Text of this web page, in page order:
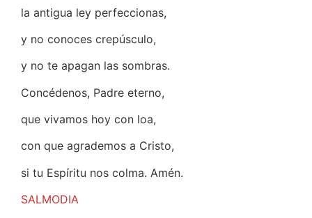
la antigua ley perfeccionas,
y no conoces crepúsculo,
y no te apagan las sombras.
Concédenos, Padre eterno,
que vivamos hoy con loa,
con que agrademos a Cristo,
si tu Espíritu nos colma. Amén.
SALMODIA